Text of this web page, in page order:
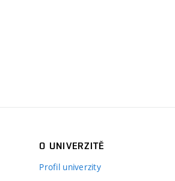
O UNIVERZITĚ
Profil univerzity